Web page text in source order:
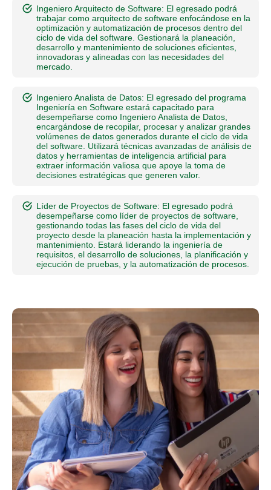
Ingeniero Arquitecto de Software: El egresado podrá
trabajar como arquitecto de software enfocándose en la
optimización y automatización de procesos dentro del
ciclo de vida del software. Gestionará la planeación,
desarrollo y mantenimiento de soluciones eficientes,
innovadoras y alineadas con las necesidades del
mercado.
Ingeniero Analista de Datos: El egresado del programa
Ingeniería en Software estará capacitado para
desempeñarse como Ingeniero Analista de Datos,
encargándose de recopilar, procesar y analizar grandes
volúmenes de datos generados durante el ciclo de vida
del software. Utilizará técnicas avanzadas de análisis de
datos y herramientas de inteligencia artificial para
extraer información valiosa que apoye la toma de
decisiones estratégicas que generen valor.
Líder de Proyectos de Software: El egresado podrá
desempeñarse como líder de proyectos de software,
gestionando todas las fases del ciclo de vida del
proyecto desde la planeación hasta la implementación y
mantenimiento. Estará liderando la ingeniería de
requisitos, el desarrollo de soluciones, la planificación y
ejecución de pruebas, y la automatización de procesos.